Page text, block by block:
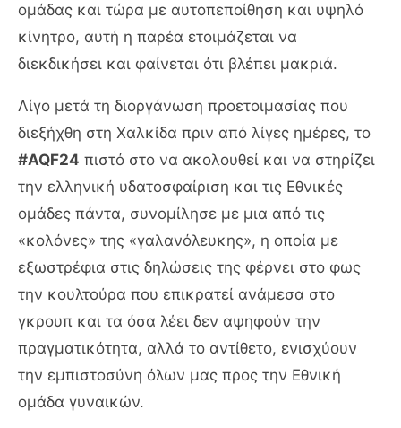
ομάδας και τώρα με αυτοπεποίθηση και υψηλό
κίνητρο, αυτή η παρέα ετοιμάζεται να
διεκδικήσει και φαίνεται ότι βλέπει μακριά.
Λίγο μετά τη διοργάνωση προετοιμασίας που
διεξήχθη στη Χαλκίδα πριν από λίγες ημέρες, το
#AQF24 πιστό στο να ακολουθεί και να στηρίζει
την ελληνική υδατοσφαίριση και τις Εθνικές
ομάδες πάντα, συνομίλησε με μια από τις
«κολόνες» της «γαλανόλευκης», η οποία με
εξωστρέφια στις δηλώσεις της φέρνει στο φως
την κουλτούρα που επικρατεί ανάμεσα στο
γκρουπ και τα όσα λέει δεν αψηφούν την
πραγματικότητα, αλλά το αντίθετο, ενισχύουν
την εμπιστοσύνη όλων μας προς την Εθνική
ομάδα γυναικών.